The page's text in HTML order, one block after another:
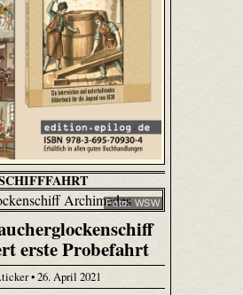
Foto: WSW
erste Probefahrt
• 26. April 2021